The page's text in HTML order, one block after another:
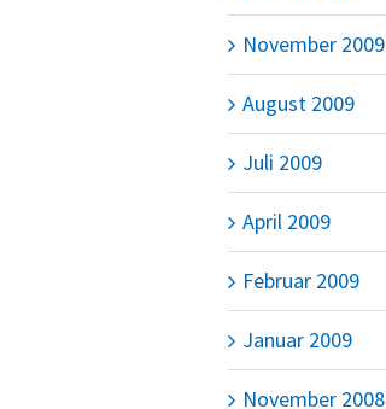
November 2009
August 2009
Juli 2009
April 2009
Februar 2009
Januar 2009
November 2008